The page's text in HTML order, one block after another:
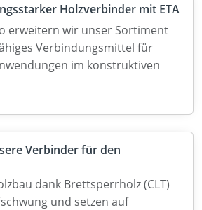
Holzverbinder mit ETA
erweitern wir unser Sortiment
Verbindungsmittel für
im konstruktiven
Verbinder für den
dank Brettsperrholz (CLT)
und setzen auf